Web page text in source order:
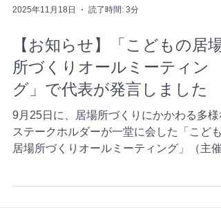
2025年11月18日 読了時間: 3分
【お知らせ】「こどもの居場
所づくりオールミーティン
グ」で代表が発言しました
9月25日に、居場所づくりにかかわる多様